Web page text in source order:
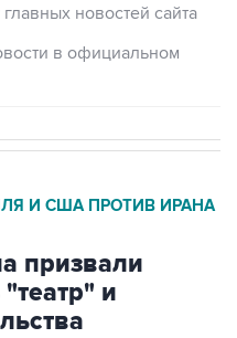
новостей сайта
в официальном
И США ПРОТИВ ИРАНА
призвали
и